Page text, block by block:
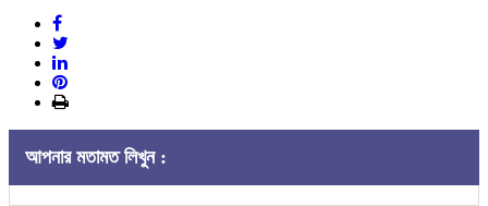
আপনার মতামত লিখুন :